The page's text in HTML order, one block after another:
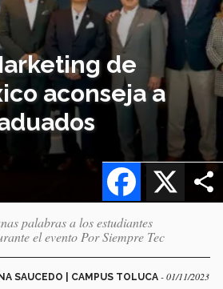
de
aconseja a
X
Facebook
palabras a los estudiantes
el evento Por Siempre Tec
SAUCEDO | CAMPUS TOLUCA - 01/11/2023